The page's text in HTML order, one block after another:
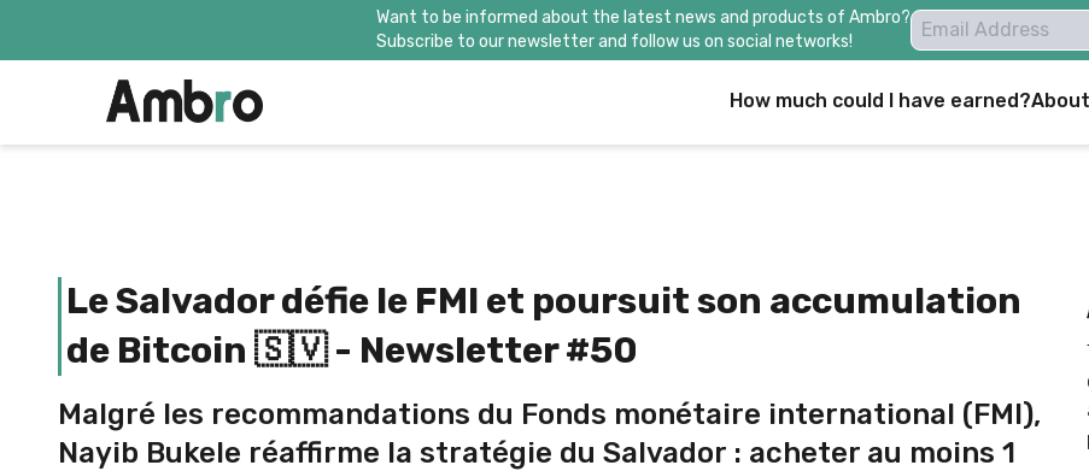
Want to be informed about the latest news and products of Ambro?
Subscribe to our newsletter and follow us on social networks!
How much could I have earned?
Le Salvador défie le FMI et poursuit son accumulation
de Bitcoin 🇸🇻 - Newsletter #50
Malgré les recommandations du Fonds monétaire international (FMI),
Nayib Bukele réaffirme la stratégie du Salvador : acheter au moins 1